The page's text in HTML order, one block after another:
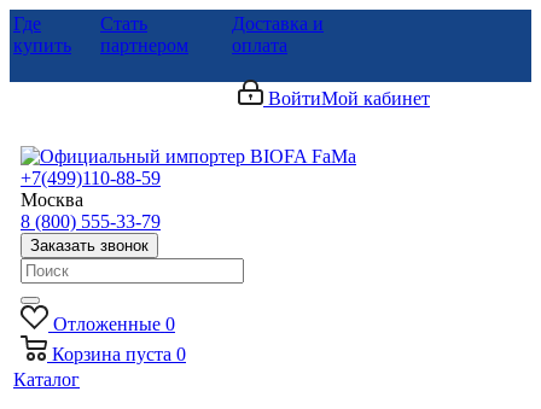
Где
купить
Стать
партнером
Доставка и
оплата
ВойтиМой кабинет
+7(499)110-88-59
Москва
8 (800) 555-33-79
Заказать звонок
Отложенные 0
Корзина пуста 0
Каталог